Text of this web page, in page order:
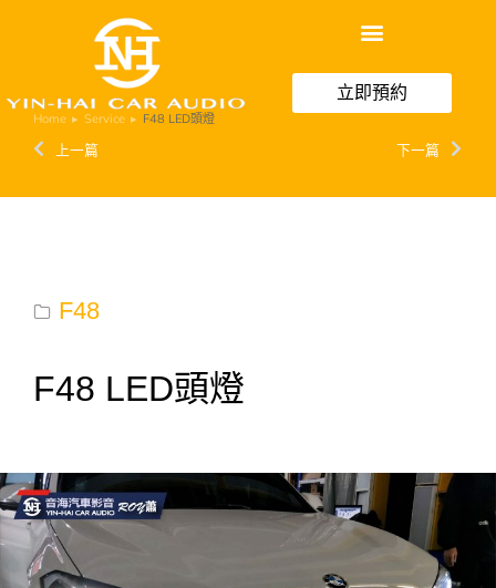
立即預約
You are here:
Home Service F48 LED頭燈
上一篇 下一篇
F48
F48 LED頭燈